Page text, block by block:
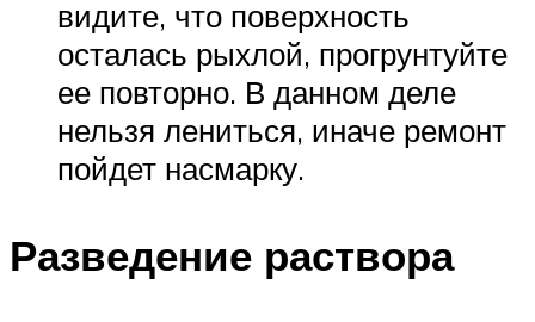
видите, что поверхность
осталась рыхлой, прогрунтуйте
ее повторно. В данном деле
нельзя лениться, иначе ремонт
пойдет насмарку.
Разведение раствора